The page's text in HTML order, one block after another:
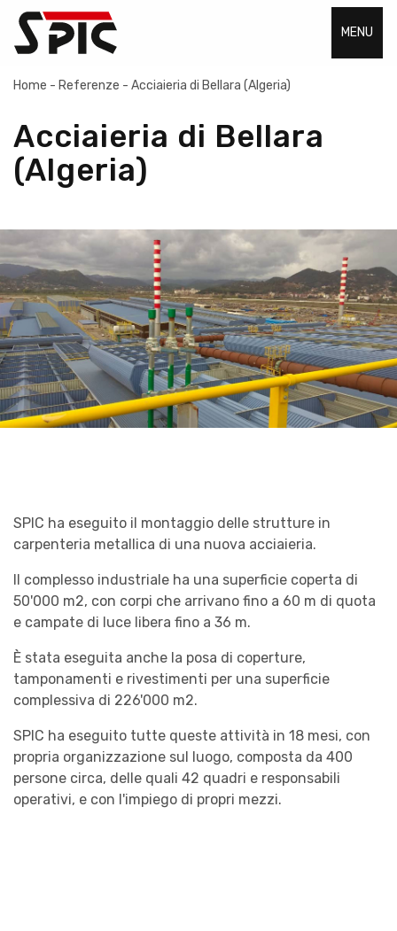
MENU
Home - Referenze - Acciaieria di Bellara (Algeria)
Acciaieria di Bellara
(Algeria)
SPIC ha eseguito il montaggio delle strutture in
carpenteria metallica di una nuova acciaieria.
Il complesso industriale ha una superficie coperta di
50'000 m2, con corpi che arrivano fino a 60 m di quota
e campate di luce libera fino a 36 m.
È stata eseguita anche la posa di coperture,
tamponamenti e rivestimenti per una superficie
complessiva di 226'000 m2.
SPIC ha eseguito tutte queste attività in 18 mesi, con
propria organizzazione sul luogo, composta da 400
persone circa, delle quali 42 quadri e responsabili
operativi, e con l'impiego di propri mezzi.